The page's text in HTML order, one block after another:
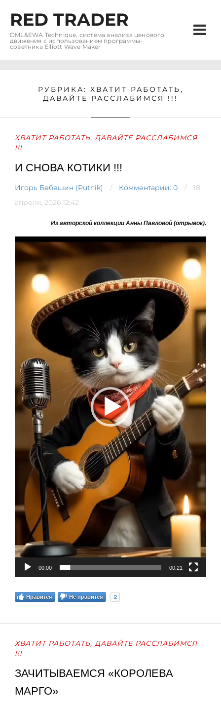
RED TRADER
DML&EWA Technique, система анализа ценового
движения с использованием программы-
советника Elliott Wave Maker
РУБРИКА: ХВАТИТ РАБОТАТЬ,
ДАВАЙТЕ РАССЛАБИМСЯ !!!
ХВАТИТ РАБОТАТЬ, ДАВАЙТЕ РАССЛАБИМСЯ
!!!
И СНОВА КОТИКИ !!!
Игорь Бебешин (Putnik) Комментарии: 0
18
апреля, 2026 12:42
Из авторской коллекции Анны Павловой (отрывок).
00:00 00:21
Нравится 2
Не нравится
ХВАТИТ РАБОТАТЬ, ДАВАЙТЕ РАССЛАБИМСЯ
!!!
ЗАЧИТЫВАЕМСЯ «КОРОЛЕВА
МАРГО»